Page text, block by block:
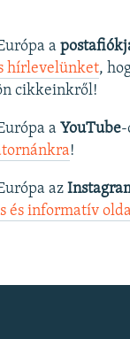
a
hírlevelünket,
cikkeinkről!
a YouTube-
!
az
és informatív